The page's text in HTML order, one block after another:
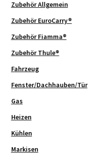
Zubehör Allgemein
Zubehör EuroCarry®
Zubehör Fiamma®
Zubehör Thule®
Fahrzeug
Fenster/Dachhauben/Tür
Gas
Heizen
Kühlen
Markisen